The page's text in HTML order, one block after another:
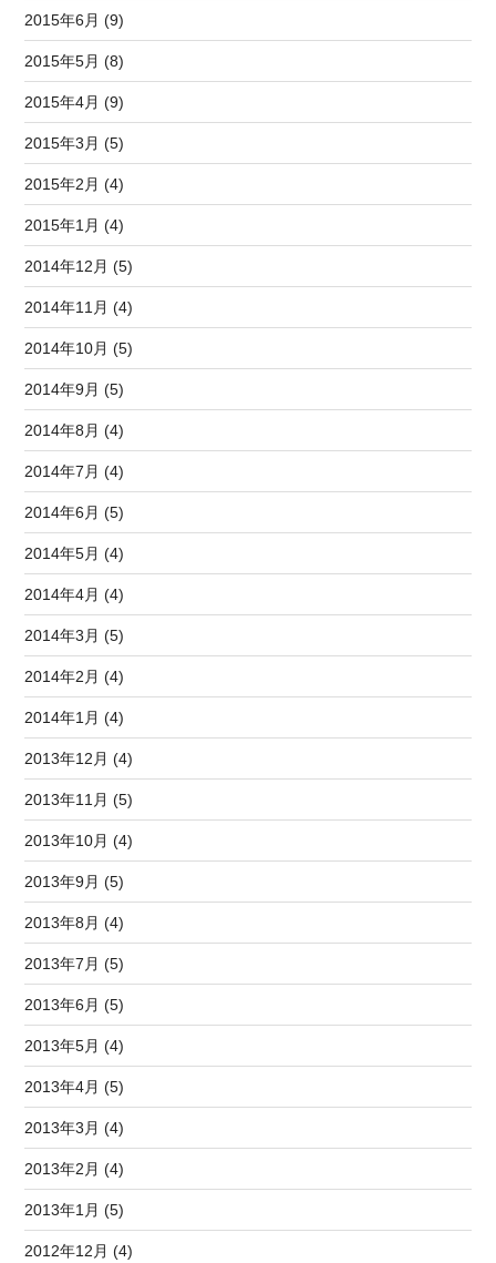
2015年6月 (9)
2015年5月 (8)
2015年4月 (9)
2015年3月 (5)
2015年2月 (4)
2015年1月 (4)
2014年12月 (5)
2014年11月 (4)
2014年10月 (5)
2014年9月 (5)
2014年8月 (4)
2014年7月 (4)
2014年6月 (5)
2014年5月 (4)
2014年4月 (4)
2014年3月 (5)
2014年2月 (4)
2014年1月 (4)
2013年12月 (4)
2013年11月 (5)
2013年10月 (4)
2013年9月 (5)
2013年8月 (4)
2013年7月 (5)
2013年6月 (5)
2013年5月 (4)
2013年4月 (5)
2013年3月 (4)
2013年2月 (4)
2013年1月 (5)
2012年12月 (4)